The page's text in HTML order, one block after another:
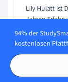
Lily Hulatt ist
Jahren
Design. Sie
an der
94% der
kostenlosen